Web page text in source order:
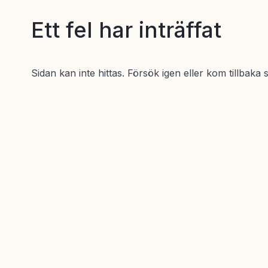
Ett fel har inträffat
Sidan kan inte hittas. Försök igen eller kom tillbaka